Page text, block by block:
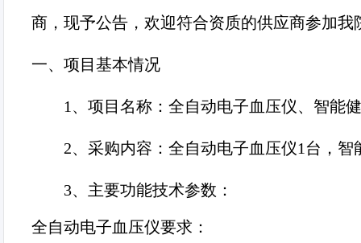
商，现予公告，欢迎符合资质的供应商参加我
一、项目基本情况
1、 项目名称：全自动电子血压仪、智能
2、 采购内容：全自动电子血压仪1台，智
3、 主要功能技术参数：
全自动电子血压仪要求：